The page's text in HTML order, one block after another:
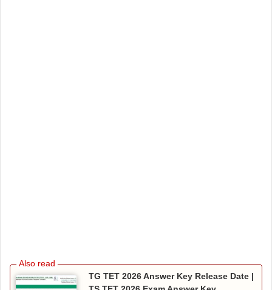
TG TET 2026 Answer Key Release Date |